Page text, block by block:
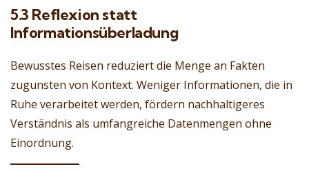
5.3 Reflexion statt
Informationsüberladung
Bewusstes Reisen reduziert die Menge an Fakten
zugunsten von Kontext. Weniger Informationen, die in
Ruhe verarbeitet werden, fördern nachhaltigeres
Verständnis als umfangreiche Datenmengen ohne
Einordnung.